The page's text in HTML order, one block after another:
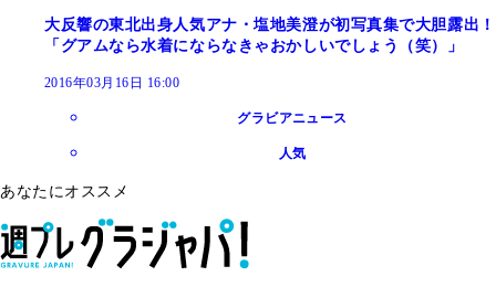
大反響の東北出身人気アナ・塩地美澄が初写真集で大胆露出！
「グアムなら水着にならなきゃおかしいでしょう（笑）」
2016年03月16日 16:00
グラビアニュース
人気
あなたにオススメ